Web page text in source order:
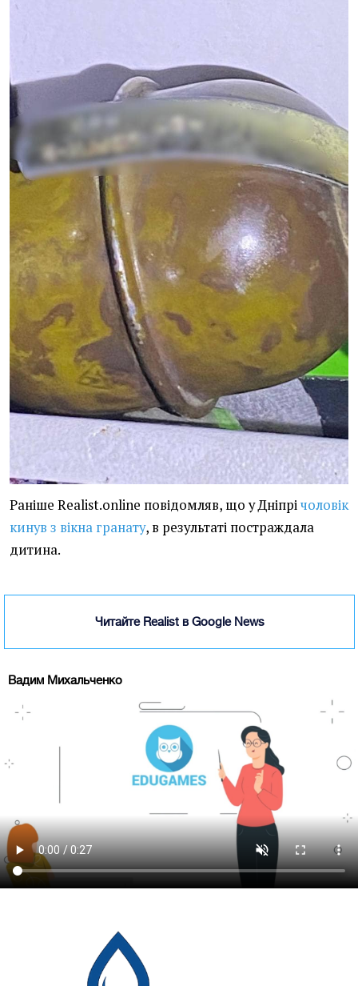
Раніше Realist.online повідомляв, що у Дніпрічоловік
кинув з вікна гранату, в результаті постраждала
дитина.
Читайте Realist в Google News
Вадим Михальченко